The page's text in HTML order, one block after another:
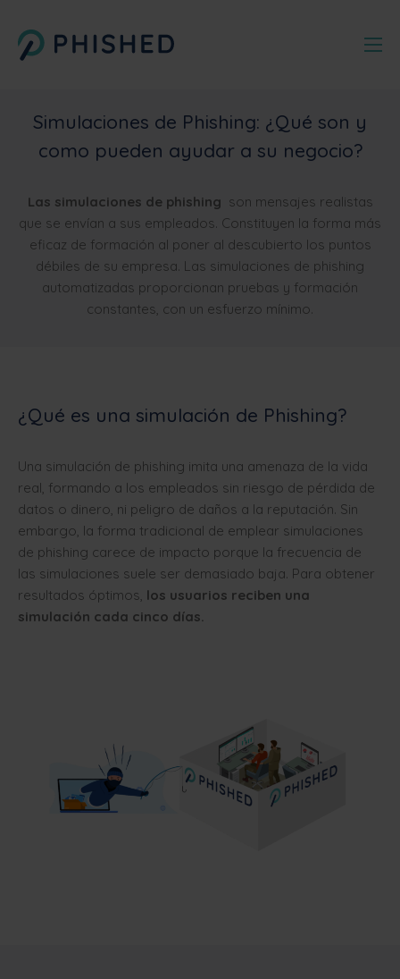
Simulaciones de Phishing: ¿Qué son y
como pueden ayudar a su negocio?
Las simulaciones de phishing son mensajes realistas
que se envían a sus empleados. Constituyen la forma más
eficaz de formación al poner al descubierto los puntos
débiles de su empresa. Las simulaciones de phishing
automatizadas proporcionan pruebas y formación
constantes, con un esfuerzo mínimo.
¿Qué es una simulación de Phishing?
Una simulación de phishing imita una amenaza de la vida
real, formando a los empleados sin riesgo de pérdida de
datos o dinero, ni peligro de daños a la reputación. Sin
embargo, la forma tradicional de emplear simulaciones
de phishing carece de impacto porque la frecuencia de
las simulaciones suele ser demasiado baja. Para obtener
resultados óptimos, los usuarios reciben una
simulación cada cinco días.